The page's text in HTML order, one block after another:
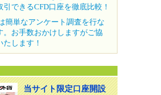
引できるCFD口座を徹底比較！
簡単なアンケート調査を行な
。お手数おかけしますがご協
たします！
当サイト限定口座開設